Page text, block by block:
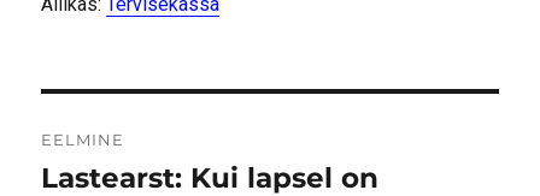
EELMINE
Eelmine
Lastearst: Kui lapsel on